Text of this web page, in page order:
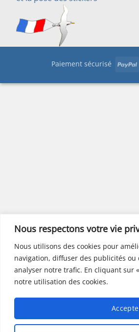
Nous respectons votre vie
Nous utilisons des cookies pour
navigation, diffuser des publicités
analyser notre trafic. En cliquant sur
notre utilisation des cookies.
Paiement sécurisé